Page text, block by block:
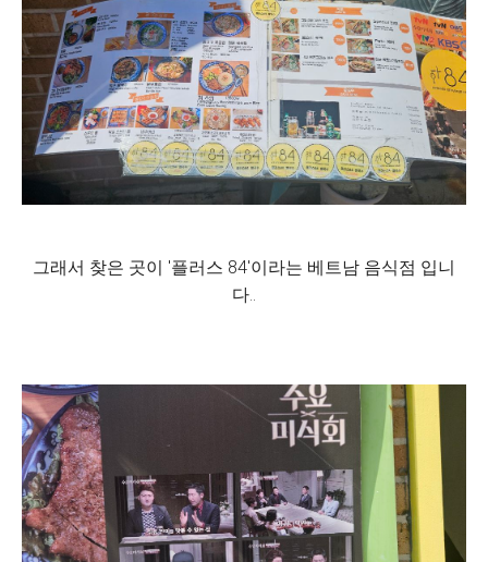
그래서 찾은 곳이 '플러스 84'이라는 베트남 음식점 입니
다..